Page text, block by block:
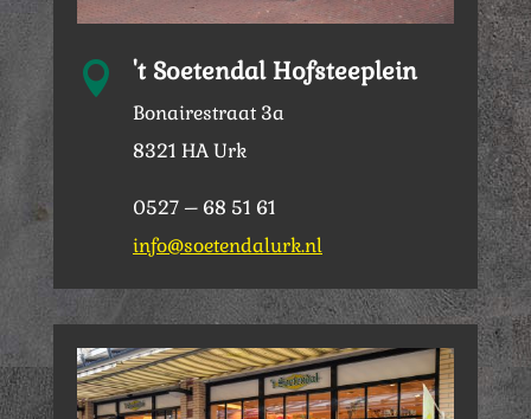
 't Soetendal Hofsteeplein
Bonairestraat 3a
8321 HA Urk
0527 – 68 51 61
info@soetendalurk.nl